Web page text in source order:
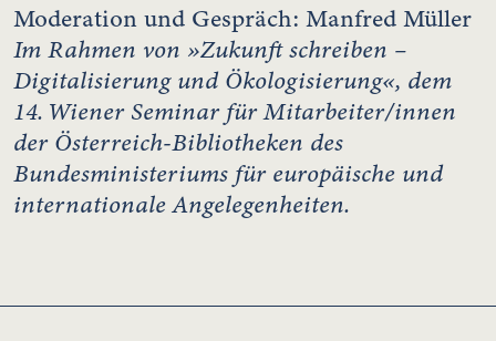
Moderation und Gespräch: Manfred Müller
Im Rahmen von »Zukunft schreiben –
Digitalisierung und Ökologisierung«, dem
14. Wiener Seminar für Mitarbeiter/innen
der Österreich-Bibliotheken des
Bundesministeriums für europäische und
internationale Angelegenheiten.